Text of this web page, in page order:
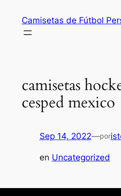
contenido
Camisetas de Fútbol
camisetas
cesped mexico
Sep 14, 2022—por
en Uncategorized